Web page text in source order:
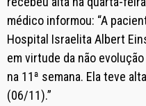
médico informou: “A
Hospital Israelita Albert
em virtude da não
na 11ª semana. Ela teve
(06/11).”